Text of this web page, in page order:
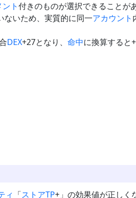
ト付きのものが選択できることがあ
ないため、実質的に同一アカウント
DEX+27となり、 命中に換算すると
ィ 「ストアTP+」の効果値が正しく